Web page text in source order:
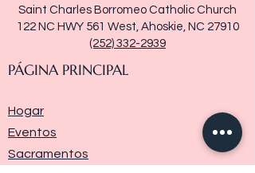
Saint Charles Borromeo Catholic Church
122 NC HWY 561 West, Ahoskie, NC 27910
(252) 332-2939
PÁGINA PRINCIPAL
Hogar
Eventos
Sacramentos